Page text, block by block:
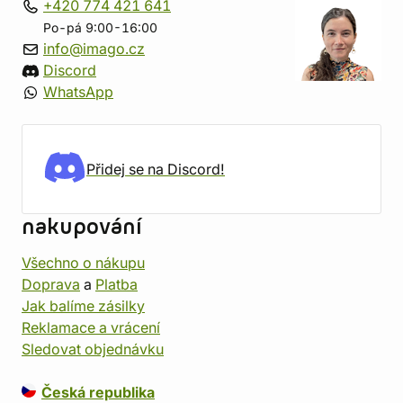
+420 774 421 641
Po-pá 9:00-16:00
info@imago.cz
Discord
WhatsApp
Přidej se na Discord!
nakupování
Všechno o nákupu
Doprava a Platba
Jak balíme zásilky
Reklamace a vrácení
Sledovat objednávku
Česká republika